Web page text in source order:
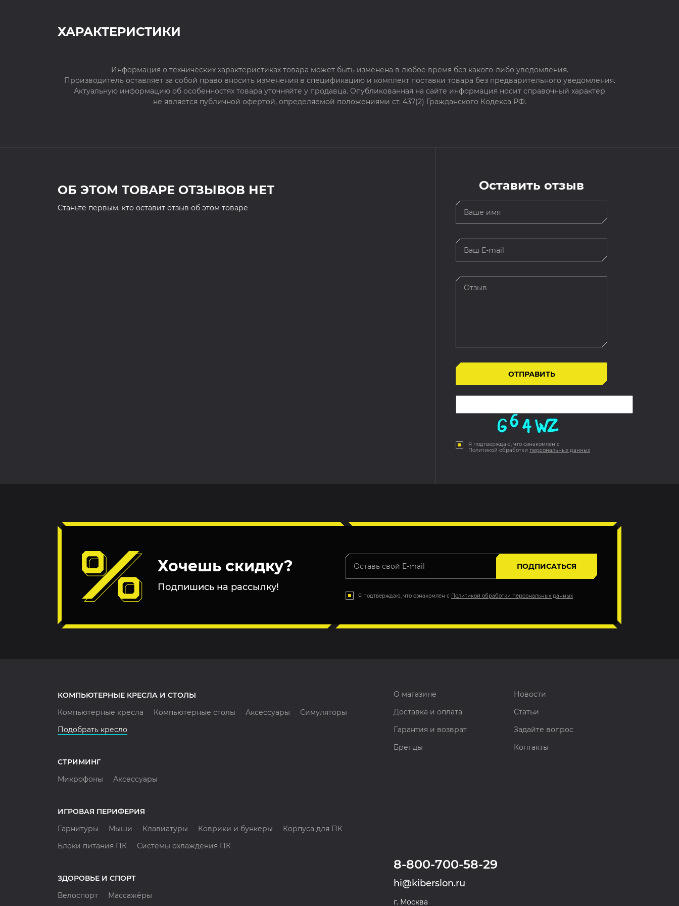
ХАРАКТЕРИСТИКИ
Информация о технических характеристиках товара может быть изменена в любое время без какого-либо уведомления.
Производитель оставляет за собой право вносить изменения в спецификацию и комплект поставки товара без предварительного уведомления.
Актуальную информацию об особенностях товара уточняйте у продавца. Опубликованная на сайте информация носит справочный характер
не является публичной офертой, определяемой положениями ст. 437(2) Гражданского Кодекса РФ.
ОБ ЭТОМ ТОВАРЕ ОТЗЫВОВ НЕТ
Cтаньте первым, кто оставит отзыв об этом товаре
Оставить отзыв
Я подтверждаю, что ознакомлен с
Политикой обработки персональных данных
Хочешь скидку?
Подпишись на рассылку!
ПОДПИСАТЬСЯ
Я подтверждаю, что ознакомлен с Политикой обработки персональных данных
КОМПЬЮТЕРНЫЕ КРЕСЛА И СТОЛЫ
Компьютерные кресла
Компьютерные столы Аксессуары
Симуляторы
Подобрать кресло
СТРИМИНГ
Микрофоны
Аксессуары
ИГРОВАЯ ПЕРИФЕРИЯ
Гарнитуры
Мыши Клавиатуры Коврики и бункеры
Корпуса для ПК
Блоки питания ПК
Системы охлаждения ПК
ЗДОРОВЬЕ И СПОРТ
Велоспорт
Массажёры
О магазине
Новости
Доставка и оплата
Статьи
Гарантия и возврат
Задайте вопрос
Бренды
Контакты
8-800-700-58-29
hi@kiberslon.ru
г. Москва